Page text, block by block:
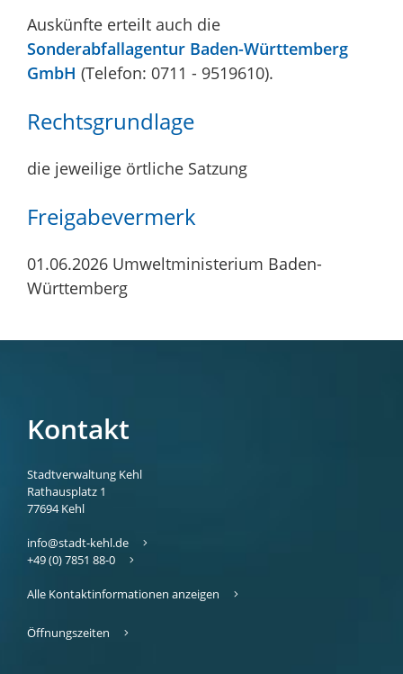
Auskünfte erteilt auch die
Sonderabfallagentur Baden-Württemberg
GmbH (Telefon: 0711 - 9519610).
Rechtsgrundlage
die jeweilige örtliche Satzung
Freigabevermerk
01.06.2026 Umweltministerium Baden-
Württemberg
Kontakt
Stadtverwaltung Kehl
Rathausplatz 1
77694 Kehl
info@stadt-kehl.de
+49 (0) 7851 88-0
Alle Kontaktinformationen anzeigen
Öffnungszeiten